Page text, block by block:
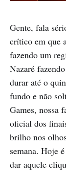
Gente, fala
crítico em que
fazendo um
Nazaré
durar até o
fundo e não
Games, nossa
oficial dos
brilho nos
semana. Hoje
dar aquele